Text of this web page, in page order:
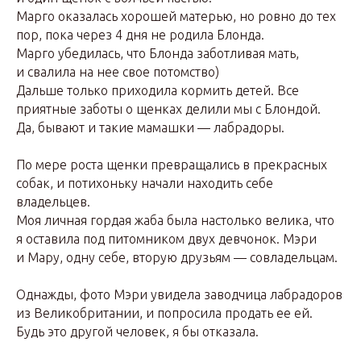
Марго оказалась хорошей матерью, но ровно до тех
пор, пока через 4 дня не родила Блонда.
Марго убедилась, что Блонда заботливая мать,
и свалила на нее свое потомство)
Дальше только приходила кормить детей. Все
приятные заботы о щенках делили мы с Блондой.
Да, бывают и такие мамашки — лабрадоры.
По мере роста щенки превращались в прекрасных
собак, и потихоньку начали находить себе
владельцев.
Моя личная гордая жаба была настолько велика, что
я оставила под питомником двух девчонок. Мэри
и Мару, одну себе, вторую друзьям — совладельцам.
Однажды, фото Мэри увидела заводчица лабрадоров
из Великобритании, и попросила продать ее ей.
Будь это другой человек, я бы отказала.